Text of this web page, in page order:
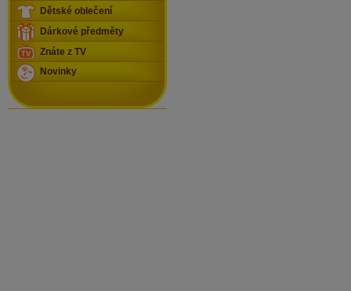
Dětské oblečení
Dárkové předměty
Znáte z TV
Novinky